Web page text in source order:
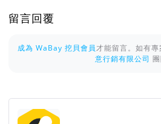
留言回覆
成為 WaBay 挖貝會員才能留言。如有
意行銷有限公司 團